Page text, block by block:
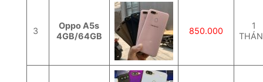
3
Oppo A5s
4GB/64GB
850.000
1